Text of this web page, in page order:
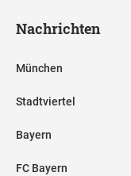
Nachrichten
München
Stadtviertel
Bayern
FC Bayern